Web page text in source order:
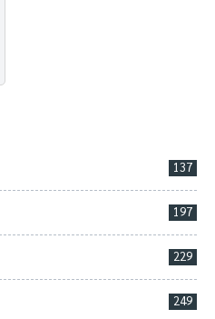
137
197
229
249